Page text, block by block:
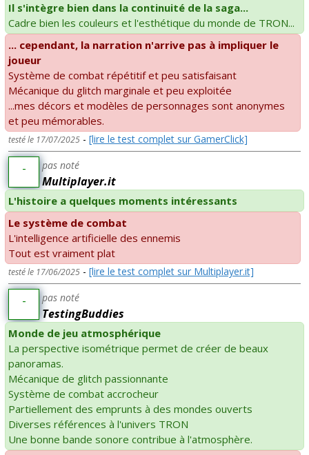
Il s'intègre bien dans la continuité de la saga...
Cadre bien les couleurs et l'esthétique du monde de TRON...
... cependant, la narration n'arrive pas à impliquer le
joueur
Système de combat répétitif et peu satisfaisant
Mécanique du glitch marginale et peu exploitée
...mes décors et modèles de personnages sont anonymes
et peu mémorables.
testé le 17/07/2025 - [lire le test complet sur GamerClick]
- pas noté
Multiplayer.it
L'histoire a quelques moments intéressants
Le système de combat
L'intelligence artificielle des ennemis
Tout est vraiment plat
testé le 17/06/2025 - [lire le test complet sur Multiplayer.it]
- pas noté
TestingBuddies
Monde de jeu atmosphérique
La perspective isométrique permet de créer de beaux
panoramas.
Mécanique de glitch passionnante
Système de combat accrocheur
Partiellement des emprunts à des mondes ouverts
Diverses références à l'univers TRON
Une bonne bande sonore contribue à l'atmosphère.